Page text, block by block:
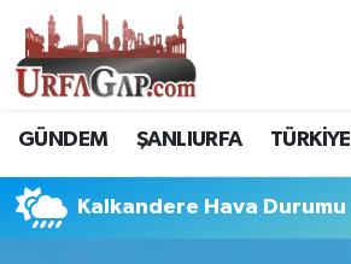
GÜNDEM ŞANLIURFA TÜRKİYE
Kalkandere Hava Durumu
Nöbetçi Eczaneler
Hava Durumu
Namaz Vakitleri